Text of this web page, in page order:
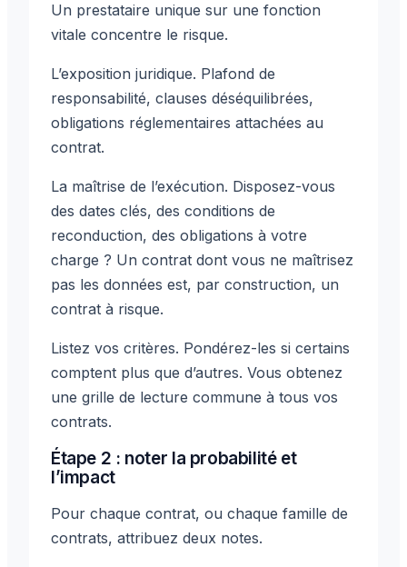
Un prestataire unique sur une fonction
vitale concentre le risque.
L’exposition juridique. Plafond de
responsabilité, clauses déséquilibrées,
obligations réglementaires attachées au
contrat.
La maîtrise de l’exécution. Disposez-vous
des dates clés, des conditions de
reconduction, des obligations à votre
charge ? Un contrat dont vous ne maîtrisez
pas les données est, par construction, un
contrat à risque.
Listez vos critères. Pondérez-les si certains
comptent plus que d’autres. Vous obtenez
une grille de lecture commune à tous vos
contrats.
Étape 2 : noter la probabilité et
l’impact
Pour chaque contrat, ou chaque famille de
contrats, attribuez deux notes.